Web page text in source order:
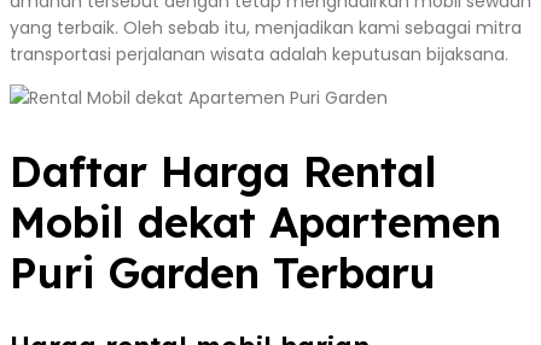
yang terbaik. Oleh sebab itu, menjadikan kami sebagai mitra
transportasi perjalanan wisata adalah keputusan bijaksana.
Daftar Harga Rental
Mobil dekat Apartemen
Puri Garden Terbaru